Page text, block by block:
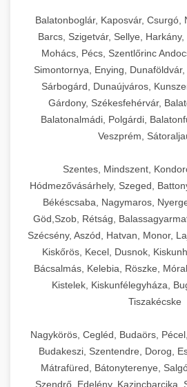
Balatonboglár, Kaposvár, Csurgó,
Barcs, Szigetvár, Sellye, Harkány,
Mohács, Pécs, Szentlőrinc
Simontornya, Enying, Dunaföldvár,
Sárbogárd, Dunaújváros,
Gárdony, Székesfehérvár,
Balatonalmádi, Polgárdi,
Veszprém,
Szentes, Mindszent,
Hódmezővásárhely, Szeged,
Békéscsaba, Nagymaros,
Göd,Szob, Rétság,
Szécsény, Aszód, Hatvan, Monor,
Kiskőrös, Kecel, Dusnok,
Bácsalmás, Kelebia, Röszke,
Kistelek, Kiskunfélegyháza,
Tiszakécske
Nagykörös, Cegléd, Budaörs,
Budakeszi, Szentendre, Dorog,
Mátrafüred, Bátonyterenye,
Szendrő, Edelény, Kazincbarcika,